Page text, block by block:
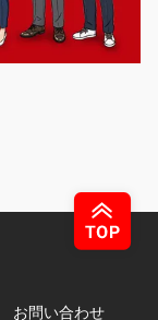
お問い合わせ